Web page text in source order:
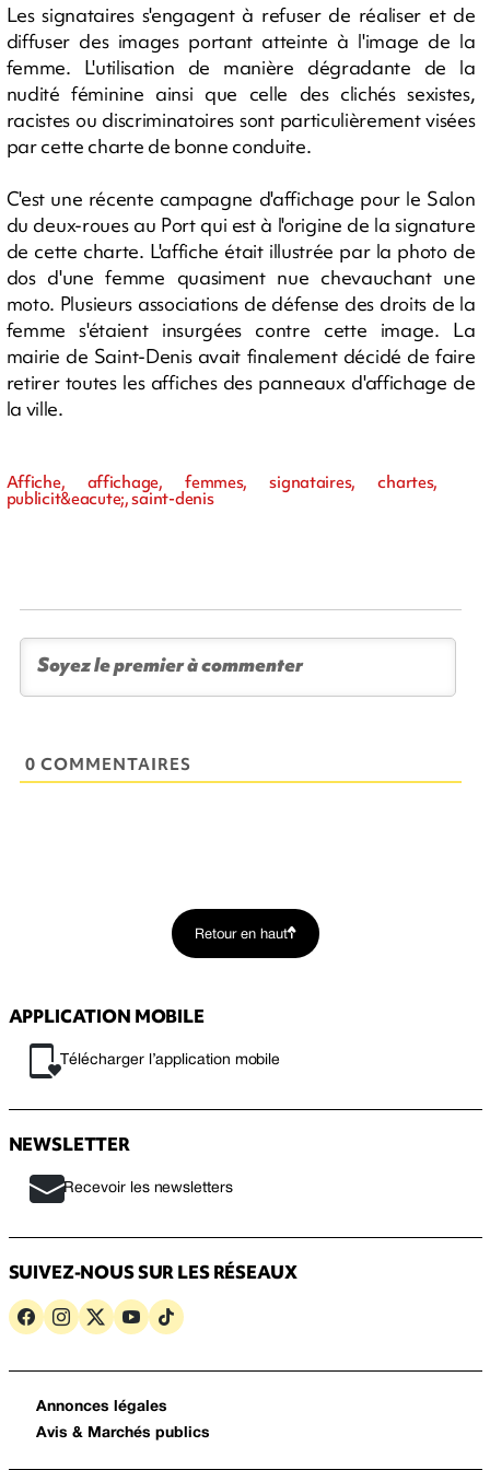
Les signataires s'engagent à refuser de réaliser et de
diffuser des images portant atteinte à l'image de la
femme. L'utilisation de manière dégradante de la
nudité féminine ainsi que celle des clichés sexistes,
racistes ou discriminatoires sont particulièrement visées
par cette charte de bonne conduite.
C'est une récente campagne d'affichage pour le Salon
du deux-roues au Port qui est à l'origine de la signature
de cette charte. L'affiche était illustrée par la photo de
dos d'une femme quasiment nue chevauchant une
moto. Plusieurs associations de défense des droits de la
femme s'étaient insurgées contre cette image. La
mairie de Saint-Denis avait finalement décidé de faire
retirer toutes les affiches des panneaux d'affichage de
la ville.
Affiche, affichage, femmes, signataires, chartes,
publicit&eacute;, saint-denis
0 COMMENTAIRES
Retour en haut
APPLICATION MOBILE
Télécharger l’application mobile
NEWSLETTER
Recevoir les newsletters
SUIVEZ-NOUS SUR LES RÉSEAUX
Annonces légales
Avis & Marchés publics